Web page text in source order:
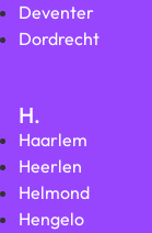
Deventer
Dordrecht
H.
Haarlem
Heerlen
Helmond
Hengelo